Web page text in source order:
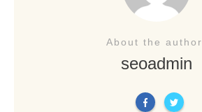
About the author
seoadmin